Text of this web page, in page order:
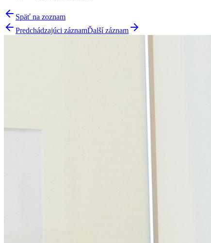
Späť na zoznam
Predchádzajúci záznamĎalší záznam